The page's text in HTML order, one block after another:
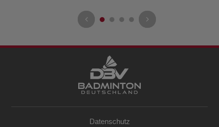
Datenschutz